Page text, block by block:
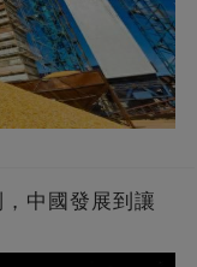
中國發展到讓